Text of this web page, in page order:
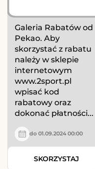
Galeria Rabatów od
Pekao. Aby
skorzystać z rabatu
należy w sklepie
internetowym
www.2sport.pl
wpisać kod
rabatowy oraz
dokonać płatności...
do 01.09.2024 00:00
SKORZYSTAJ